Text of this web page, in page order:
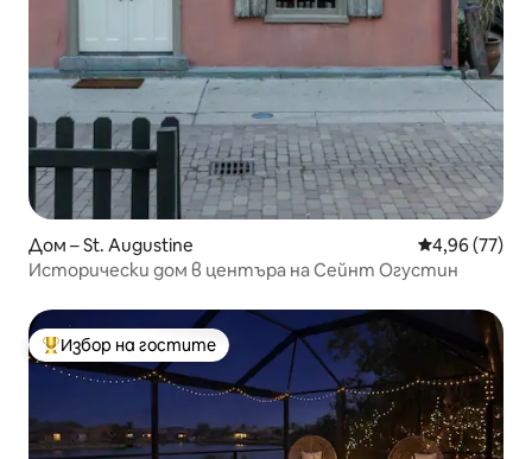
Дом – St. Augustine Средна
4,96 (77)
Исторически дом в центъра на Сейнт Огустин
Най-популярен избор на гостите
Избор на гостите